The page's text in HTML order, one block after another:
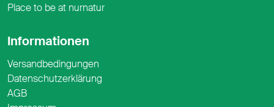
Place to be at nurnatur
Informationen
Versandbedingungen
Datenschutzerklärung
AGB